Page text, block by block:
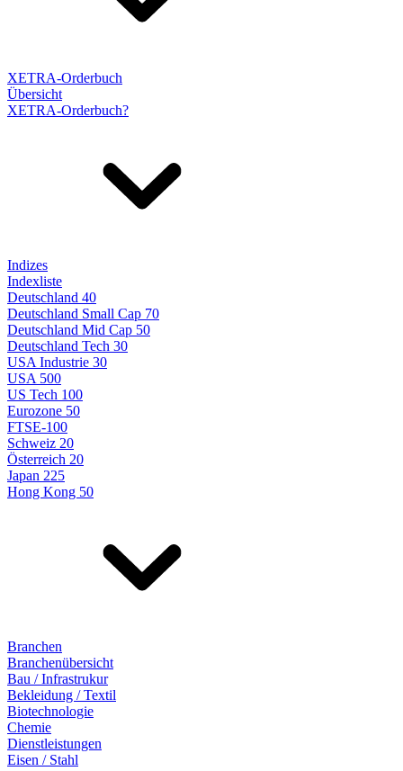
XETRA-Orderbuch
Übersicht
XETRA-Orderbuch?
Indizes
Indexliste
Deutschland 40
Deutschland Small Cap 70
Deutschland Mid Cap 50
Deutschland Tech 30
USA Industrie 30
USA 500
US Tech 100
Eurozone 50
FTSE-100
Schweiz 20
Österreich 20
Japan 225
Hong Kong 50
Branchen
Branchenübersicht
Bau / Infrastrukur
Bekleidung / Textil
Biotechnologie
Chemie
Dienstleistungen
Eisen / Stahl